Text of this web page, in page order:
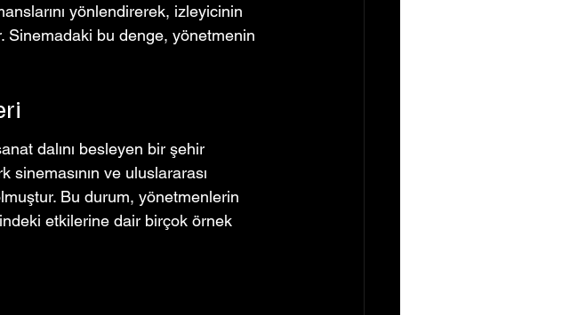
yönlendirerek, izleyicinin
Sinemadaki bu denge, yönetmenin
dalını besleyen bir şehir
sinemasının ve uluslararası
Bu durum, yönetmenlerin
etkilerine dair birçok örnek